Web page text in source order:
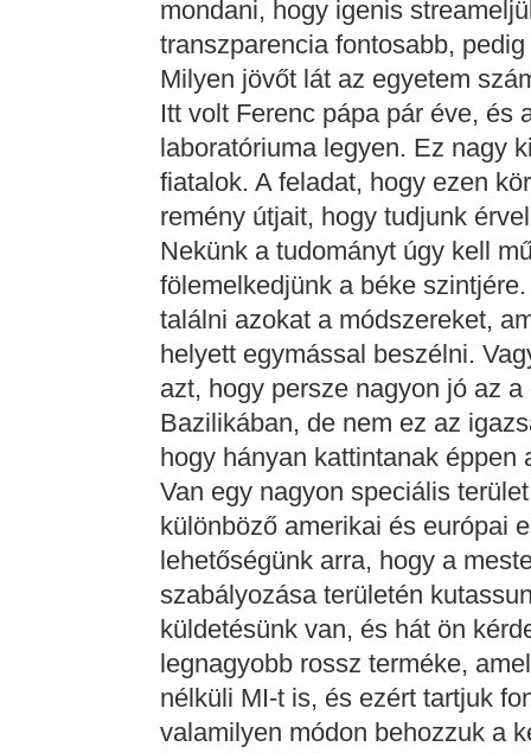
mondani, hogy igenis
transzparencia fontosabb,
Milyen jövőt lát az egyetem
Itt volt Ferenc pápa pár éve, és
laboratóriuma legyen. Ez nagy
fiatalok. A feladat, hogy ezen
remény útjait, hogy tudjunk
Nekünk a tudományt úgy kell
fölemelkedjünk a béke
találni azokat a módszereket,
helyett egymással beszélni.
azt, hogy persze nagyon jó az
Bazilikában, de nem ez az
hogy hányan kattintanak éppen
Van egy nagyon speciális
különböző amerikai és európai
lehetőségünk arra, hogy a
szabályozása területén
küldetésünk van, és hát ön
legnagyobb rossz terméke,
nélküli MI-t is, és ezért tartjuk
valamilyen módon behozzuk a